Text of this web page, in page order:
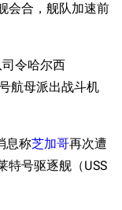
会合，舰队加速前
令哈尔西
航母派出战斗机
息称芝加哥再次遭
特号驱逐舰（USS